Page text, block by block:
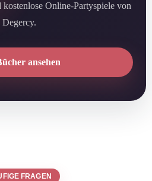
kostenlose Online-Partyspiele von
Degercy.
ansehen
FRAGEN